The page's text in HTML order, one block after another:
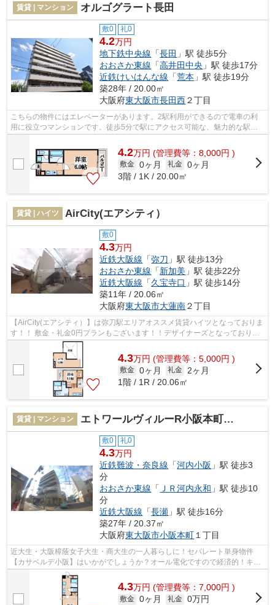
賃貸 | マンション オルゴグラート長田
敷0 礼0
4.2万円
地下鉄中央線 「長田 」駅 徒歩5分
おおさか東線 「高井田中央 」駅 徒歩17分
近鉄けいはんな線 「荒本 」駅 徒歩19分
築28年 / 20.00㎡
大阪府東大阪市長田西２丁目
こちらの物件にはエレベーターがあります。2駅利用ができるので電車の利
用に役立つマンションです。徒歩5分で駅にアクセス可能な、魅力的な駅近
4.2万円 (管理費等：8,000円 )
敷金 0ヶ月 礼金 0ヶ月
3階 / 1K / 20.00㎡
賃貸 | ハイツ AirCity(エアシティ）
敷0
4.3万円
近鉄大阪線 「弥刀 」駅 徒歩13分
おおさか東線 「新加美 」駅 徒歩22分
近鉄大阪線 「久宝寺口 」駅 徒歩14分
築11年 / 20.06㎡
大阪府東大阪市大蓮南２丁目
【AirCity(エアシティ）】は弥刀駅エリアオススメ賃貸ハイツとなっておりま
す！！ 敷金・礼金0円プランもございます！！デザイナーズとなっており内
装も大変オシャレですよ！！追い炊...
4.3万円 (管理費等：5,000円 )
敷金 0ヶ月 礼金
2ヶ月
1階 / 1R / 20.06㎡
賃貸 | マンション エトワールヴィルーR小阪本町クラッセ
敷0 礼0
4.3万円
近鉄難波・奈良線 「河内小阪 」駅 徒歩3
分
おおさか東線 「 ＪＲ河内永和 」駅 徒歩10
分
近鉄大阪線 「長瀬 」駅 徒歩16分
築27年 / 20.37㎡
大阪府東大阪市小阪本町 １丁目
近大生・大阪樟蔭女子大生・商大生の一人暮らしに！セパレート単身物件
【カサベルデ小阪】はいかがでしょうか？オール電化ですので経済的！キッ
チンはお料理もお掃除も楽々のIHコンロ...
4.3万円 (管理費等：7,000円 )
敷金 0ヶ月 礼金 0万円